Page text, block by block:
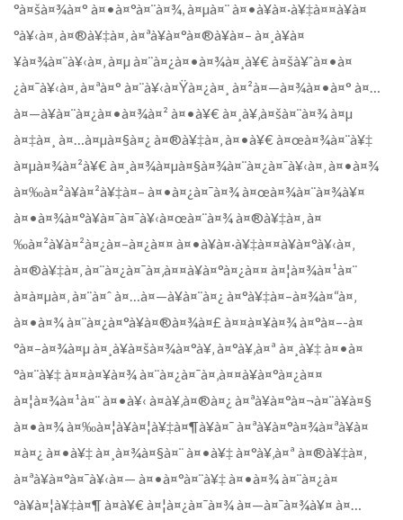
°à¤šà¤¾à¤° à¤•à¤°à¤¨à¤¾, à¤µà¤¨ à¤•à¥à¤·à¥‡à¤¤à¥à¤
°à¥‹à¤‚ à¤®à¥‡à¤‚ à¤ªà¥à¤°à¤®à¥à¤– à¤¸à¥à¤
¥à¤¾à¤¨à¥‹à¤‚ à¤µ à¤¨à¤¿à¤•à¤¾à¤¸à¥€ à¤šà¥ˆà¤•à¤
¿à¤¯à¥‹à¤‚ à¤ªà¤° à¤¨à¥‹à¤Ÿà¤¿à¤¸ à¤²à¤—à¤¾à¤•à¤° à¤…
à¤—à¥à¤¨à¤¿à¤•à¤¾à¤² à¤•à¥€ à¤¸à¥‚à¤šà¤¨à¤¾ à¤µ
à¤‡à¤¸ à¤…à¤µà¤§à¤¿ à¤®à¥‡à¤‚ à¤•à¥€ à¤œà¤¾à¤¨à¥‡
à¤µà¤¾à¤²à¥€ à¤¸à¤¾à¤µà¤§à¤¾à¤¨à¤¿à¤¯à¥‹à¤‚ à¤•à¤¾
à¤‰à¤²à¥à¤²à¥‡à¤– à¤•à¤¿à¤¯à¤¾ à¤œà¤¾à¤¨à¤¾à¥¤
à¤•à¤¾à¤°à¥à¤¯à¤¯à¥‹à¤œà¤¨à¤¾ à¤®à¥‡à¤‚ à¤
‰à¤²à¥à¤²à¤¿à¤–à¤¿à¤¤ à¤•à¥à¤·à¥‡à¤¤à¥à¤°à¥‹à¤‚
à¤®à¥‡à¤‚ à¤¨à¤¿à¤¯à¤‚à¤¤à¥à¤°à¤¿à¤¤ à¤¦à¤¾à¤¹à¤¨
à¤à¤µà¤‚ à¤¨à¤ˆ à¤…à¤—à¥à¤¨à¤¿ à¤°à¥‡à¤–à¤¾à¤“à¤‚
à¤•à¤¾ à¤¨à¤¿à¤°à¥à¤®à¤¾à¤£ à¤¤à¤¥à¤¾ à¤°à¤–-à¤
°à¤–à¤¾à¤µ à¤¸à¥à¤šà¤¾à¤°à¥‚ à¤°à¥‚à¤ª à¤¸à¥‡ à¤•à¤
°à¤¨à¥‡ à¤¤à¤¥à¤¾ à¤¨à¤¿à¤¯à¤‚à¤¤à¥à¤°à¤¿à¤¤
à¤¦à¤¾à¤¹à¤¨ à¤•à¥‹ à¤­à¥‚à¤®à¤¿ à¤ªà¥à¤°à¤¬à¤¨à¥à¤§
à¤•à¤¾ à¤‰à¤¦à¥à¤¦à¥‡à¤¶à¥à¤¯ à¤ªà¥à¤°à¤¾à¤ªà¥à¤
¤à¤¿ à¤•à¥‡ à¤¸à¤¾à¤§à¤¨ à¤•à¥‡ à¤°à¥‚à¤ª à¤®à¥‡à¤‚
à¤ªà¥à¤°à¤¯à¥‹à¤— à¤•à¤°à¤¨à¥‡ à¤•à¤¾ à¤¨à¤¿à¤
°à¥à¤¦à¥‡à¤¶ à¤­à¥€ à¤¦à¤¿à¤¯à¤¾ à¤—à¤¯à¤¾à¥¤ à¤…